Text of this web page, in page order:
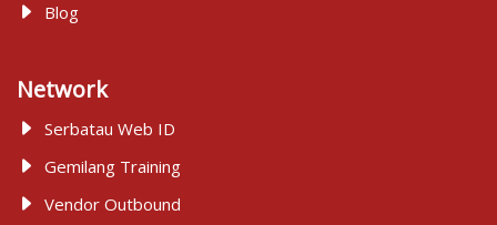
Blog
Network
Serbatau Web ID
Gemilang Training
Vendor Outbound